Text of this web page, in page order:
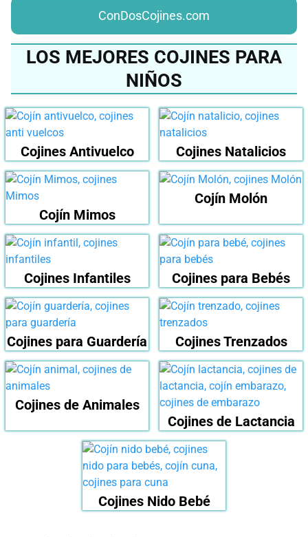
ConDosCojines.com
LOS MEJORES COJINES PARA
NIÑOS
Cojines Antivuelco Cojines Natalicios
Cojín Mimos
Cojín Molón
Cojines Infantiles Cojines para Bebés
Cojines para Guardería Cojines Trenzados
Cojines de Animales
Cojines de Lactancia
Cojines Nido Bebé